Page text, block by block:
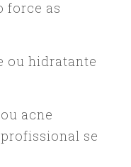
force as
ou hidratante
acne
se